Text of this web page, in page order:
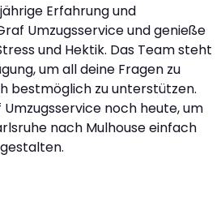
Erfahrung und
Umzugsservice und genieße
und Hektik. Das Team steht
um all deine Fragen zu
bestmöglich zu unterstützen.
noch heute, um
nach Mulhouse einfach